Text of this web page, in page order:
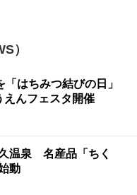
）
はちみつ結びの日」
えんフェスタ開催
温泉 名産品「ちく
動